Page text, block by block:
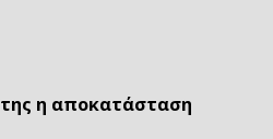
η αποκατάσταση